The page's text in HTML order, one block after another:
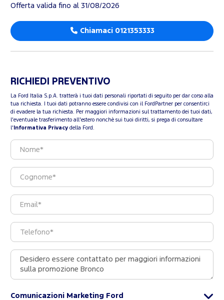
Offerta valida fino al 31/08/2026
Chiamaci 0121353333
RICHIEDI PREVENTIVO
La Ford Italia S.p.A. tratterà i tuoi dati personali riportati di seguito per dar corso alla
tua richiesta. I tuoi dati potranno essere condivisi con il FordPartner per consentirci
di evadere la tua richiesta. Per maggiori informazioni sul trattamento dei tuoi dati,
l'eventuale trasferimento all'estero nonchè sui tuoi diritti, si prega di consultare
l' Informativa Privacy della Ford.
Comunicazioni Marketing Ford